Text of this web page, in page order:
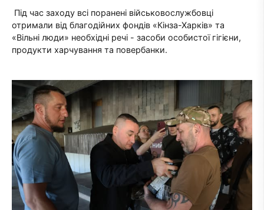
Під час заходу всі поранені військовослужбовці
отримали від благодійних фондів «Кінза-Харків» та
«Вільні люди» необхідні речі - засоби особистої гігієни,
продукти харчування та повербанки.